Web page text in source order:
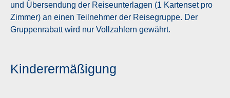
und Übersendung der Reiseunterlagen (1 Kartenset pro
Zimmer) an einen Teilnehmer der Reisegruppe. Der
Gruppenrabatt wird nur Vollzahlern gewährt.
Kinderermäßigung